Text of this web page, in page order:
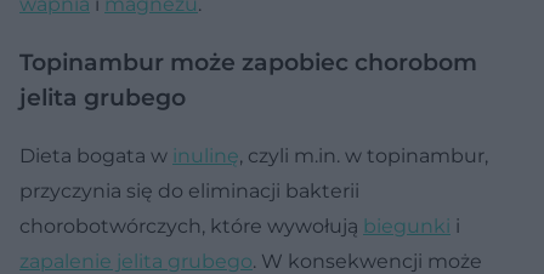
Topinambur może zapobiec chorobom
jelita grubego
Dieta bogata w inulinę, czyli m.in. w topinambur,
przyczynia się do eliminacji bakterii
chorobotwórczych, które wywołują biegunki i
zapalenie jelita grubego. W konsekwencji może